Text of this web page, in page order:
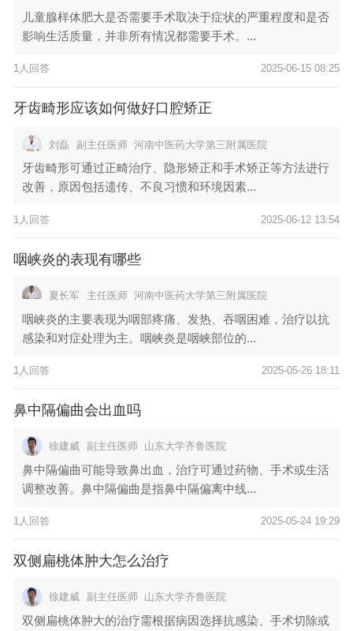
儿童腺样体肥大是否需要手术取决于症状的严重程度和是否
影响生活质量，并非所有情况都需要手术。...
1人回答 2025-06-15 08:25
牙齿畸形应该如何做好口腔矫正
刘磊 副主任医师 河南中医药大学第三附属医院
牙齿畸形可通过正畸治疗、隐形矫正和手术矫正等方法进行
改善，原因包括遗传、不良习惯和环境因素...
1人回答 2025-06-12 13:54
咽峡炎的表现有哪些
夏长军 主任医师 河南中医药大学第三附属医院
咽峡炎的主要表现为咽部疼痛、发热、吞咽困难，治疗以抗
感染和对症处理为主。咽峡炎是咽峡部位的...
1人回答 2025-05-26 18:11
鼻中隔偏曲会出血吗
徐建威 副主任医师 山东大学齐鲁医院
鼻中隔偏曲可能导致鼻出血，治疗可通过药物、手术或生活
调整改善。鼻中隔偏曲是指鼻中隔偏离中线...
1人回答 2025-05-24 19:29
双侧扁桃体肿大怎么治疗
徐建威 副主任医师 山东大学齐鲁医院
双侧扁桃体肿大的治疗需根据病因选择抗感染、手术切除或